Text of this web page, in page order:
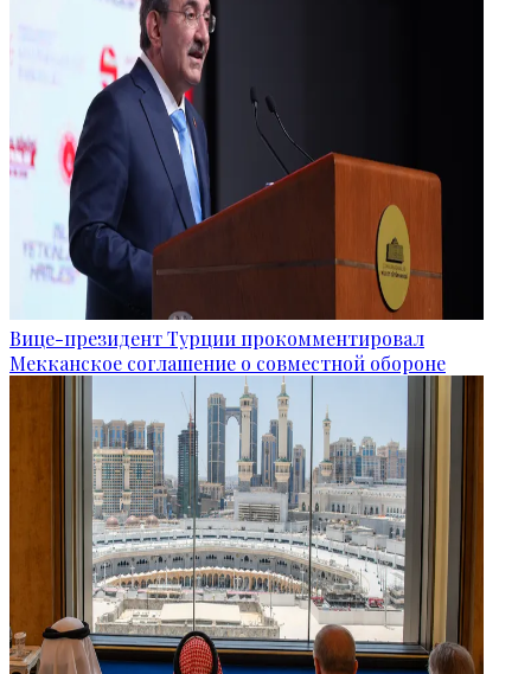
Вице-президент Турции прокомментировал
Мекканское соглашение о совместной обороне